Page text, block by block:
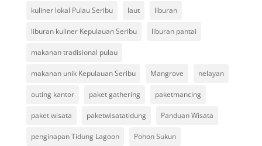
kuliner lokal Pulau Seribu laut liburan
liburan kuliner Kepulauan Seribu liburan pantai
makanan tradisional pulau
makanan unik Kepulauan Seribu Mangrove nelayan
outing kantor paket gathering paketmancing
paket wisata paketwisatatidung Panduan Wisata
penginapan Tidung Lagoon Pohon Sukun